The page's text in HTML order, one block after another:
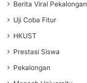
Berita Viral Pekalongan
Uji Coba Fitur
HKUST
Prestasi Siswa
Pekalongan